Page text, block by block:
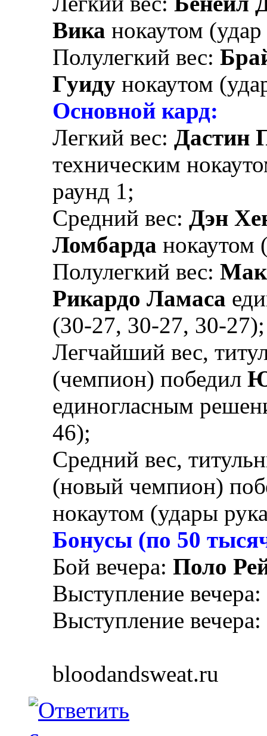
Вика нокаутом
Полулегкий вес:
Гуиду нокаутом
Основной кард:
Легкий вес: Дастин
техническим
раунд 1;
Средний вес: Дэн
Ломбарда нокаутом
Полулегкий вес:
Рикардо Ламаса
(30-27, 30-27, 30-27);
Легчайший вес,
(чемпион) победил
единогласным
46);
Средний вес,
(новый чемпион)
нокаутом (удары
Бонусы (по 50
Бой вечера: Поло
Выступление вечера:
Выступление вечера:
bloodandsweat.ru